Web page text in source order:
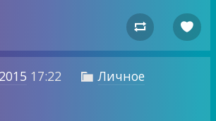
 
17:22  Личное